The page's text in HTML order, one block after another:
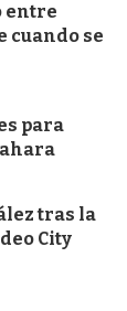
entre
cuando se
para
tras la
City